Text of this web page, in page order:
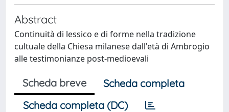
Abstract
Continuità di lessico e di forme nella tradizione
cultuale della Chiesa milanese dall'età di Ambrogio
alle testimonianze post-medioevali
Scheda breve
Scheda completa
Scheda completa (DC)